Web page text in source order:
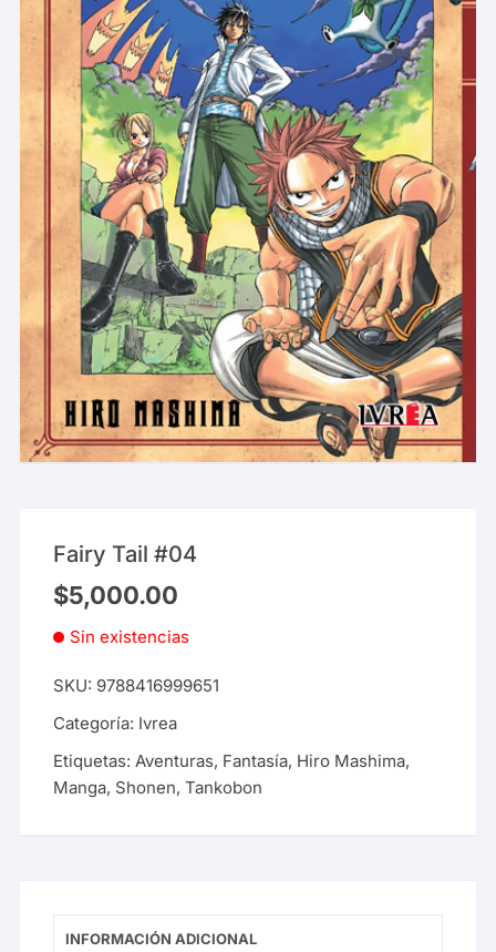
Fairy Tail #04
$5,000.00
Sin existencias
SKU: 9788416999651
Categoría: Ivrea
Etiquetas:Aventuras, Fantasía, Hiro Mashima,
Manga, Shonen,Tankobon
INFORMACIÓN ADICIONAL